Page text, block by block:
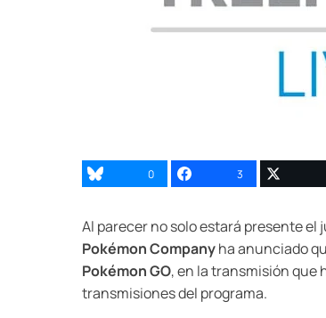
0 3
Al parecer no solo estará presente el
Pokémon Companyha anunciado
Pokémon GO, en la transmisión que
transmisiones del programa.